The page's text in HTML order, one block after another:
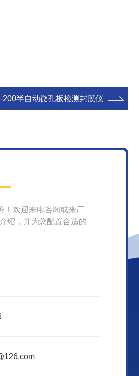
200半自动微孔板检测封膜仪
！欢迎来电咨询或来厂
绍，并为您配置合适的